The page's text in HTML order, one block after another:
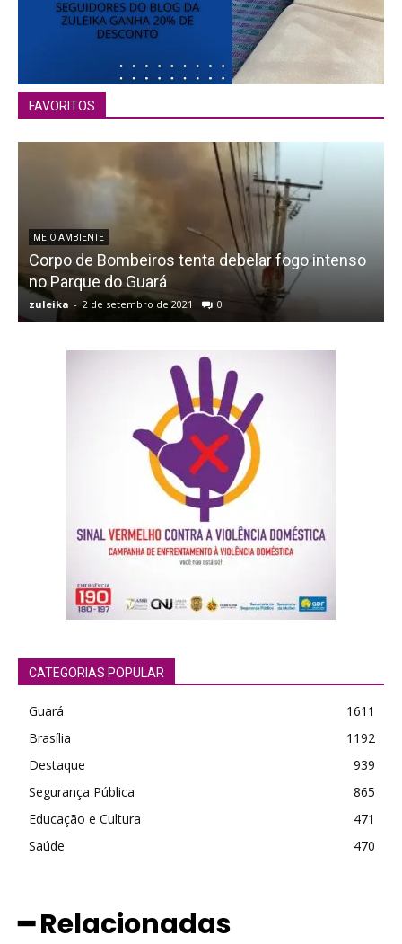
FAVORITOS
MEIO AMBIENTE
Corpo de Bombeiros tenta debelar fogo intenso
no Parque do Guará
zuleika - 2 de setembro de 2021 0
CATEGORIAS POPULAR
Guará
1611
Brasília
1192
Destaque
939
Segurança Pública
865
Educação e Cultura
471
Saúde
470
━ Relacionadas